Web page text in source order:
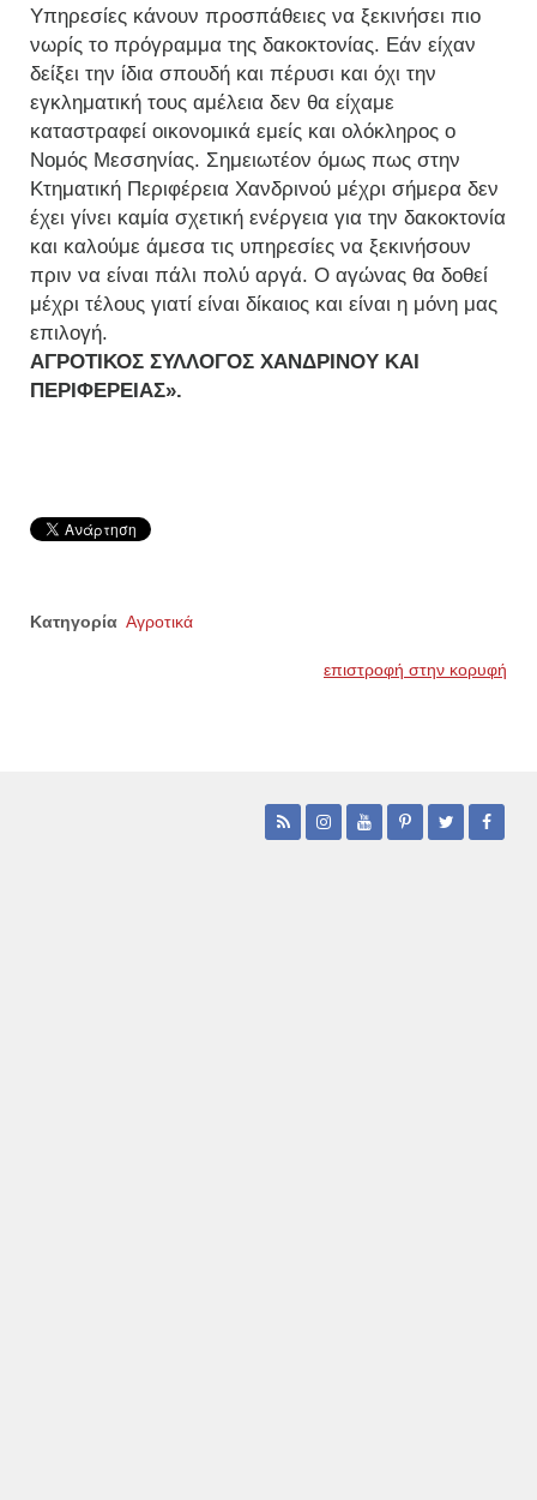
Υπηρεσίες κάνουν προσπάθειες να ξεκινήσει πιο
νωρίς το πρόγραμμα της δακοκτονίας. Εάν είχαν
δείξει την ίδια σπουδή και πέρυσι και όχι την
εγκληματική τους αμέλεια δεν θα είχαμε
καταστραφεί οικονομικά εμείς και ολόκληρος ο
Νομός Μεσσηνίας. Σημειωτέον όμως πως στην
Κτηματική Περιφέρεια Χανδρινού μέχρι σήμερα δεν
έχει γίνει καμία σχετική ενέργεια για την δακοκτονία
και καλούμε άμεσα τις υπηρεσίες να ξεκινήσουν
πριν να είναι πάλι πολύ αργά. Ο αγώνας θα δοθεί
μέχρι τέλους γιατί είναι δίκαιος και είναι η μόνη μας
επιλογή.
ΑΓΡΟΤΙΚΟΣ ΣΥΛΛΟΓΟΣ ΧΑΝΔΡΙΝΟΥ ΚΑΙ
ΠΕΡΙΦΕΡΕΙΑΣ».
Κατηγορία Αγροτικά
επιστροφή στην κορυφή